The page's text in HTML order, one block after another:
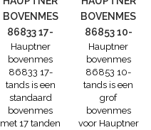
BOVENMES
86833 17-
TANDS
Hauptner
bovenmes
86833 17-
tands is een
standaard
bovenmes
met 17 tanden
BOVENMES
86853 10-
TANDS
Hauptner
bovenmes
86853 10-
tands is een
grof
bovenmes
voor Hauptner